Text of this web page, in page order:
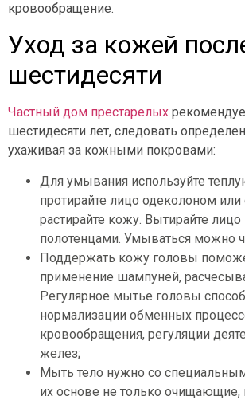
кровообращение.
Уход за кожей
шестидесяти
Частный дом престарелых
шестидесяти лет, следовать
ухаживая за кожными покровами:
Для умывания используйте
протирайте лицо одеколоном или
растирайте кожу. Вытирайте
полотенцами. Умываться можно
Поддержать кожу головы
применение шампуней,
Регулярное мытье головы
нормализации обменных
кровообращения, регуляции
желез;
Мыть тело нужно со
их основе не только